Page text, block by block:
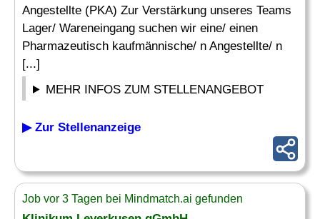
Angestellte (PKA) Zur Verstärkung unseres Teams
Lager/ Wareneingang suchen wir eine/ einen
Pharmazeutisch kaufmännische/ n Angestellte/ n
[...]
MEHR INFOS ZUM STELLENANGEBOT
▶ Zur Stellenanzeige
Job vor 3 Tagen bei Mindmatch.ai gefunden